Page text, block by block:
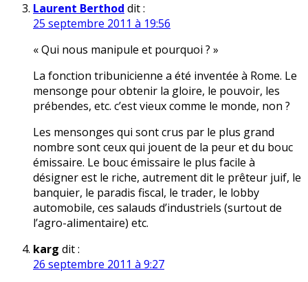
Laurent Berthod dit :
25 septembre 2011 à 19:56
« Qui nous manipule et pourquoi ? »
La fonction tribunicienne a été inventée à Rome. Le
mensonge pour obtenir la gloire, le pouvoir, les
prébendes, etc. c’est vieux comme le monde, non ?
Les mensonges qui sont crus par le plus grand
nombre sont ceux qui jouent de la peur et du bouc
émissaire. Le bouc émissaire le plus facile à
désigner est le riche, autrement dit le prêteur juif, le
banquier, le paradis fiscal, le trader, le lobby
automobile, ces salauds d’industriels (surtout de
l’agro-alimentaire) etc.
karg dit :
26 septembre 2011 à 9:27